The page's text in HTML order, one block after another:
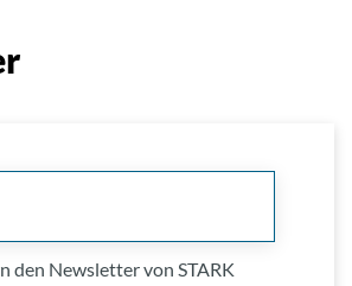
den Newsletter von STARK